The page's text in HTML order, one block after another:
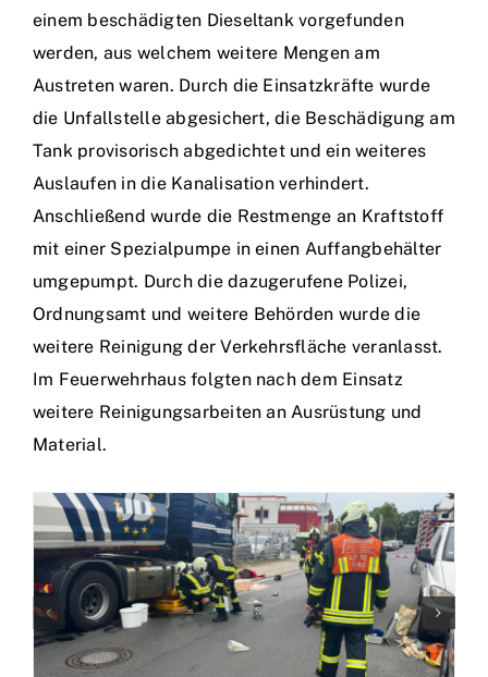
einem beschädigten Dieseltank vorgefunden
werden, aus welchem weitere Mengen am
Austreten waren. Durch die Einsatzkräfte wurde
die Unfallstelle abgesichert, die Beschädigung am
Tank provisorisch abgedichtet und ein weiteres
Auslaufen in die Kanalisation verhindert.
Anschließend wurde die Restmenge an Kraftstoff
mit einer Spezialpumpe in einen Auffangbehälter
umgepumpt. Durch die dazugerufene Polizei,
Ordnungsamt und weitere Behörden wurde die
weitere Reinigung der Verkehrsfläche veranlasst.
Im Feuerwehrhaus folgten nach dem Einsatz
weitere Reinigungsarbeiten an Ausrüstung und
Material.